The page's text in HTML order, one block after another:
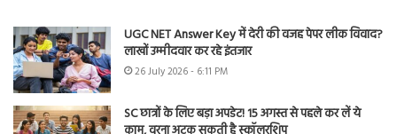
UGC NET Answer Key में देरी की वजह पेपर लीक विवाद?
लाखों उम्मीदवार कर रहे इंतजार
26 July 2026 - 6:11 PM
SC छात्रों के लिए बड़ा अपडेट! 15 अगस्त से पहले कर लें ये